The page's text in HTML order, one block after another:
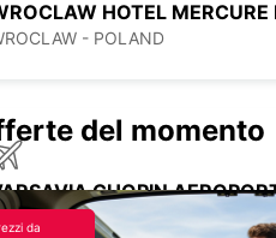
- POLAND
CHOPIN
WARSZAWA - POLAND
del momento
da